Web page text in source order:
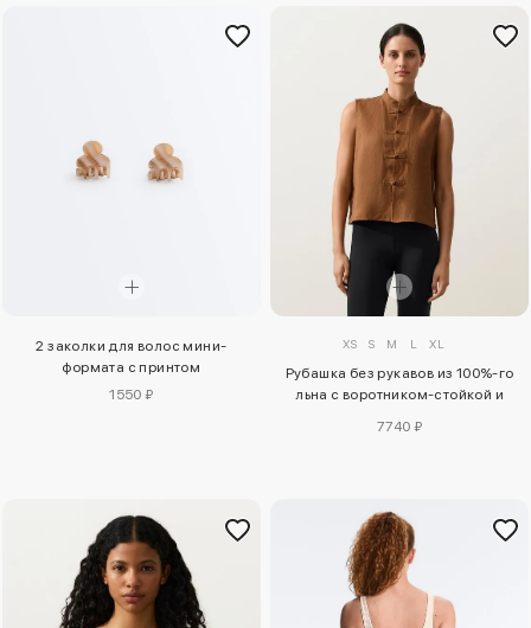
2 заколки для волос мини-
формата с принтом
1550 ₽
XS S M L XL
Рубашка без рукавов из 100%-го
льна с воротником-стойкой и
7740 ₽